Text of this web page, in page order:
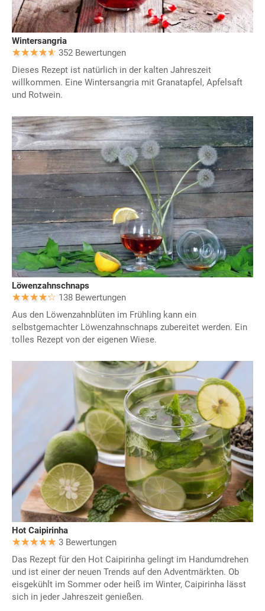
Wintersangria
352 Bewertungen
Dieses Rezept ist natürlich in der kalten Jahreszeit
willkommen. Eine Wintersangria mit Granatapfel, Apfelsaft
und Rotwein.
Löwenzahnschnaps
138 Bewertungen
Aus den Löwenzahnblüten im Frühling kann ein
selbstgemachter Löwenzahnschnaps zubereitet werden. Ein
tolles Rezept von der eigenen Wiese.
Hot Caipirinha
3 Bewertungen
Das Rezept für den Hot Caipirinha gelingt im Handumdrehen
und ist einer der neuen Trends auf den Adventmärkten. Ob
eisgekühlt im Sommer oder heiß im Winter, Caipirinha lässt
sich in jeder Jahreszeit genießen.